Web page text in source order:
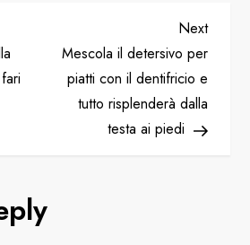
Next
Post
Next
Mescola il detersivo per
piatti con il dentifricio e
tutto risplenderà dalla
testa ai piedi